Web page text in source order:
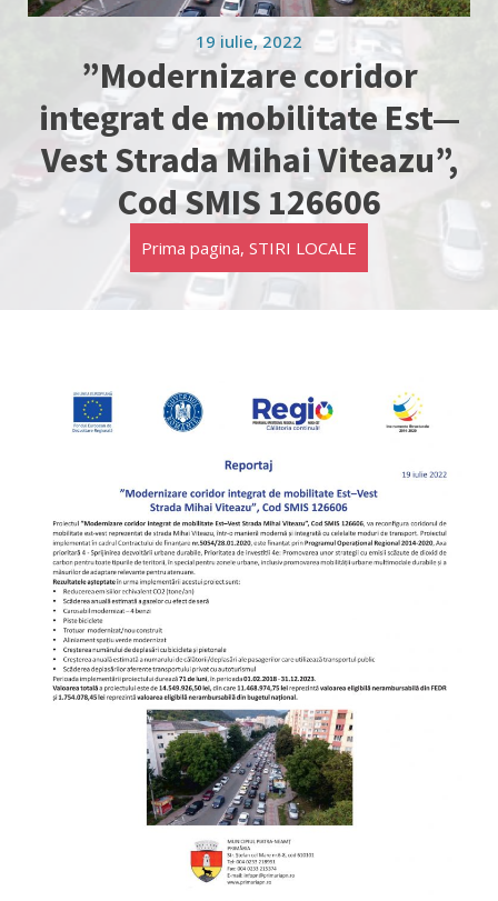
19 iulie, 2022
”Modernizare coridor
integrat de mobilitate Est—
Vest Strada Mihai Viteazu”,
Cod SMIS 126606
Prima pagina, STIRI LOCALE